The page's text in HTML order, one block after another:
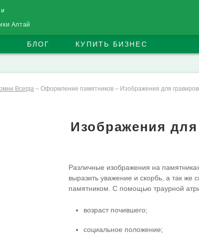
Алтай
БЛОГ КУПИТЬ БИЗНЕС
Всегда – Оформление памятников – Изображения для
Изображения
Различные изображения на
выразить уважение и скорбь, а так же
памятником. С помощью траурной
возраст почившего;
социальное положение;